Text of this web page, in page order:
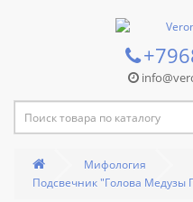
Мифология
Подсвечник "Голова Медузы